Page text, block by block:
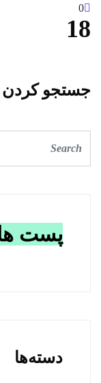
0
18
جستجو کردن
پست
دسته‌ها